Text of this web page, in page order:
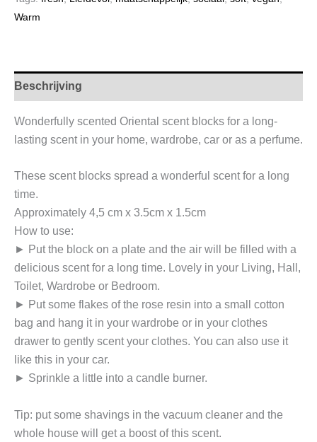
Warm
Beschrijving
Wonderfully scented Oriental scent blocks for a long-
lasting scent in your home, wardrobe, car or as a perfume.
These scent blocks spread a wonderful scent for a long
time.
Approximately 4,5 cm x 3.5cm x 1.5cm
How to use:
► Put the block on a plate and the air will be filled with a
delicious scent for a long time. Lovely in your Living, Hall,
Toilet, Wardrobe or Bedroom.
► Put some flakes of the rose resin into a small cotton
bag and hang it in your wardrobe or in your clothes
drawer to gently scent your clothes. You can also use it
like this in your car.
► Sprinkle a little into a candle burner.
Tip: put some shavings in the vacuum cleaner and the
whole house will get a boost of this scent.